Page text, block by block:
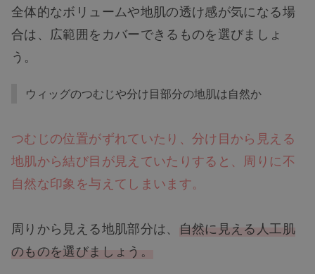
全体的なボリュームや地肌の透け感が気になる場
合は、広範囲をカバーできるものを選びましょ
う。
ウィッグのつむじや分け目部分の地肌は自然か
つむじの位置がずれていたり、分け目から見える
地肌から結び目が見えていたりすると、周りに不
自然な印象を与えてしまいます。
周りから見える地肌部分は、 自然に見える人工肌
のものを選びましょう。